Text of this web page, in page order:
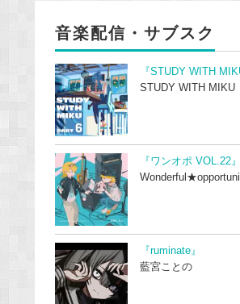
音楽配信・サブスク
『STUDY WITH
STUDY WITH MIKU
『ワンオポ VOL.22』
『ruminate』
藍宮ことの